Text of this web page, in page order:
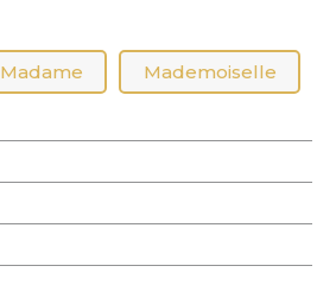
Madame Mademoiselle